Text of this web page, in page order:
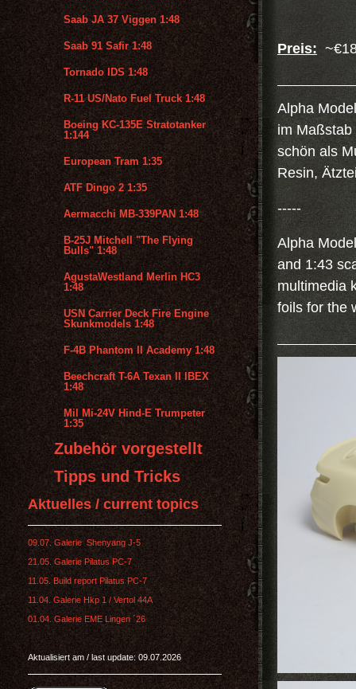
Preis:
Alpha
im
schön als
Resin,
-----
Alpha
and 1:43
multimedia
foils for the
Saab JA 37 Viggen 1:48
Saab 91 Safir 1:48
Tornado IDS 1:48
R-11 US/Nato Fuel Truck 1:48
Boeing KC-135E Stratotanker
1:144
European Tram 1:35
ATF Dingo 2 1:35
Aermacchi MB-339PAN 1:48
B-25J Mitchell "The Flying
Bulls" 1:48
AgustaWestland Merlin HC3
1:48
USN Carrier Deck Fire Engine
Skunkmodels 1:48
F-4B Phantom II Academy 1:48
Beechcraft T-6A Texan II IBEX
1:48
Mil Mi-24V Hind-E Trumpeter
1:35
Zubehör vorgestellt
Tipps und Tricks
Aktuelles / current topics
09.07. Galerie Shenyang J-5
21.05. Galerie Pilatus PC-7
11.05. Build report Pilatus PC-7
11.04. Galerie Hkp 1 / Vertol 44A
01.04. Galerie EME Lingen ´26
Aktualisiert am / last update: 09.07.2026